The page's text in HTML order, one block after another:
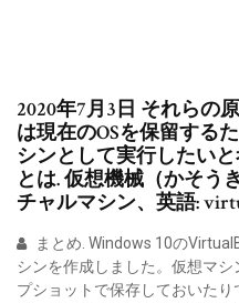
2020年7月3日 それらの
は現在のOSを保留する
シンとして実行したい
とは. 仮想機械（かそう
チャルマシン、英語:
まとめ. Windows 10の
シンを作成しました。仮想マ
プショットで保存しておいた